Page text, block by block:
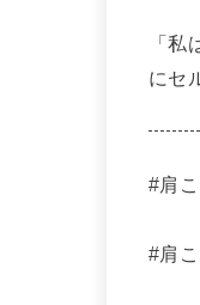
「
にセ
#肩
#肩